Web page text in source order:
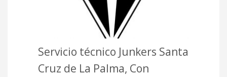
Servicio técnico Junkers Santa
Cruz de La Palma, Con